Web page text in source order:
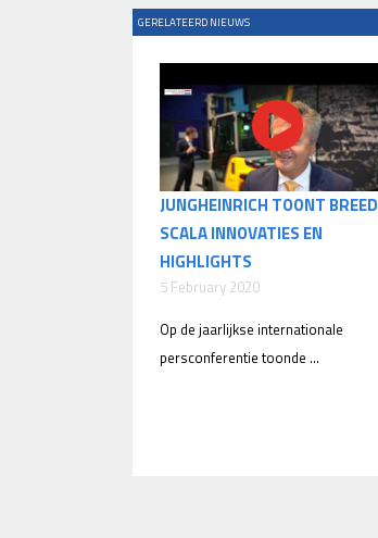
GERELATEERD NIEUWS
JUNGHEINRICH TOONT BREED
SCALA INNOVATIES EN
HIGHLIGHTS
5 February 2020
Op de jaarlijkse internationale
persconferentie toonde ...